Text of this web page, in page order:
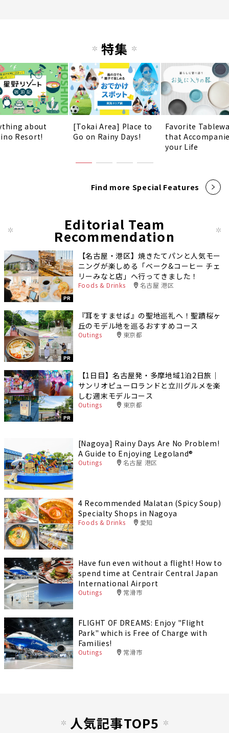
特集
about
Resort!
[Tokai Area] Place to
Go on Rainy Days!
Favorite
that
your Life
Find more Special Features
Editorial Team
Recommendation
PR
【名古屋・港区】焼きたてパンと人気モー
ニングが楽しめる「ベーク&コーヒー チェ
リーみなと店」へ行ってきました！
Foods & Drinks 名古屋 港区
PR
『耳をすませば』の聖地巡礼へ！聖蹟桜ヶ
丘のモデル地を巡るおすすめコース
Outings 東京都
PR
【1日目】名古屋発・多摩地域1泊2日旅｜
サンリオピューロランドと立川グルメを楽
しむ週末モデルコース
Outings 東京都
[Nagoya] Rainy Days Are No Problem!
A Guide to Enjoying Legoland®️
Outings 名古屋 港区
4 Recommended Malatan (Spicy Soup)
Specialty Shops in Nagoya
Foods & Drinks 愛知
Have fun even without a flight! How to
spend time at Centrair Central Japan
International Airport
Outings 常滑市
FLIGHT OF DREAMS: Enjoy "Flight
Park" which is Free of Charge with
Families!
Outings 常滑市
人気記事TOP5